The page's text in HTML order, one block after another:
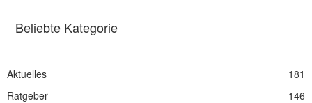
Beliebte Kategorie
Aktuelles
181
Ratgeber
146